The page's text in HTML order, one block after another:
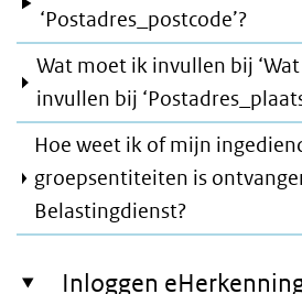
‘Postadres_postcode’?
Wat moet ik invullen bij
invullen bij
Hoe weet ik of mijn
groepsentiteiten is
Belastingdienst?
Inloggen